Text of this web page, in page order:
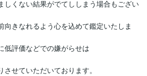
しくない結果がでてししまう場合もござい
向きなれるよう心を込めて鑑定いたしま
評価などでの嫌がらせは
せていただいております。